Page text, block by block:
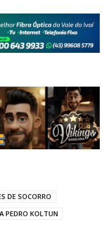
DE SOCORRO
PEDRO KOLTUN